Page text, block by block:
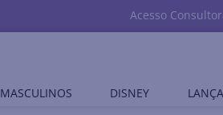
Acesso
MASCULINOS DISNEY